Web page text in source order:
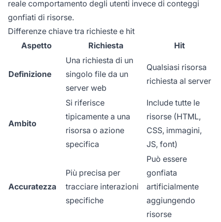
reale comportamento degli utenti invece di conteggi
gonfiati di risorse.
Differenze chiave tra richieste e hit
Aspetto
Richiesta Hit
Definizione
Una richiesta di un
singolo file da un
server web
Qualsiasi risorsa
richiesta al server
Ambito
Si riferisce
tipicamente a una
risorsa o azione
specifica
Include tutte le
risorse (HTML,
CSS, immagini,
JS, font)
Accuratezza
Più precisa per
tracciare interazioni
specifiche
Può essere
gonfiata
artificialmente
aggiungendo
risorse